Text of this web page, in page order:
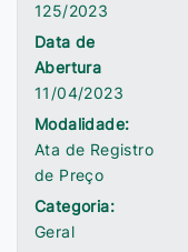
125/2023
Data de
Abertura
11/04/2023
Modalidade:
Ata de Registro
de Preço
Categoria:
Geral